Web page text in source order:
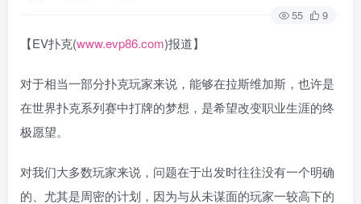
55 9
【EV扑克(www.evp86.com)报道】
对于相当一部分扑克玩家来说，能够在拉斯维加斯，也许是
在世界扑克系列赛中打牌的梦想，是希望改变职业生涯的终
极愿望。
对我们大多数玩家来说，问题在于出发时往往没有一个明确
的、尤其是周密的计划，因为与从未谋面的玩家一较高下的